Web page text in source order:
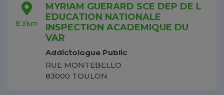
8.3km
MYRIAM GUERARD SCE DEP DE L
EDUCATION NATIONALE
INSPECTION ACADEMIQUE DU
VAR
Addictologue Public
RUE MONTEBELLO
83000 TOULON